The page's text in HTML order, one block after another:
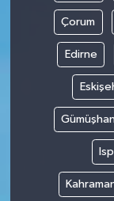
Çorum
Edirne